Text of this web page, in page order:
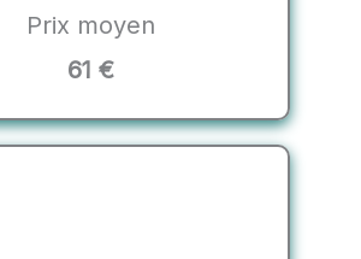
Prix moyen
61 €